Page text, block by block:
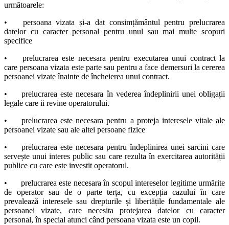
următoarele:
•
persoana vizata și-a dat consimțământul pentru prelucrarea
datelor cu caracter personal pentru unul sau mai multe scopuri
specifice
•
prelucrarea este necesara pentru executarea unui contract la
care persoana vizata este parte sau pentru a face demersuri la cererea
persoanei vizate înainte de încheierea unui contract.
•
prelucrarea este necesara în vederea îndeplinirii unei obligații
legale care ii revine operatorului.
•
prelucrarea este necesara pentru a proteja interesele vitale ale
persoanei vizate sau ale altei persoane fizice
•
prelucrarea este necesara pentru îndeplinirea unei sarcini care
servește unui interes public sau care rezulta în exercitarea autorității
publice cu care este investit operatorul.
•
prelucrarea este necesara în scopul intereselor legitime urmărite
de operator sau de o parte terța, cu excepția cazului în care
prevalează interesele sau drepturile și libertățile fundamentale ale
persoanei vizate, care necesita protejarea datelor cu caracter
personal, în special atunci când persoana vizata este un copil.